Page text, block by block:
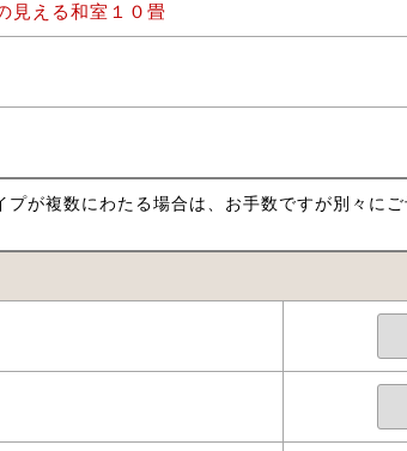
見える和室１０畳
が複数にわたる場合は、お手数ですが別々にご